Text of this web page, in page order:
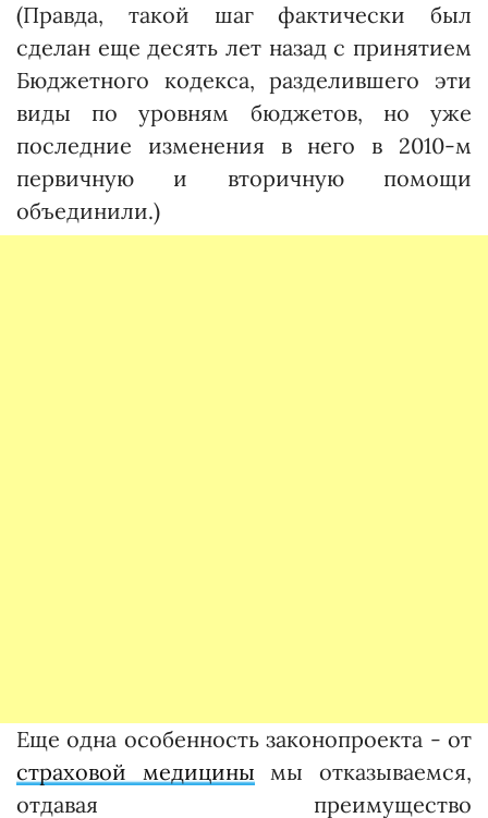
(Правда, такой шаг фактически был
сделан еще десять лет назад с принятием
Бюджет­ного кодекса, разделившего эти
виды по уровням бюджетов, но уже
последние изменения в него в 2010-м
первичную и вторичную помощи
объединили.)
Еще одна особенность законопроекта - от
страховой медицины мы отказываемся,
отдавая преимущество